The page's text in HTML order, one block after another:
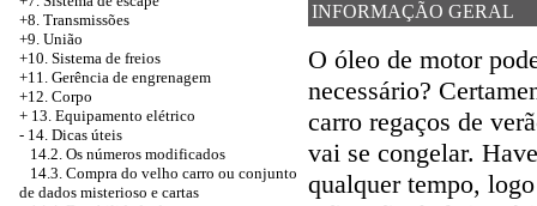
+8. Transmissões
+9. União
+10. Sistema de freios
+11. Gerência de engrenagem
+12. Corpo
+ 13. Equipamento elétrico
- 14. Dicas úteis
14.2. Os números modificados
14.3. Compra do velho carro ou conjunto
de dados misterioso e cartas
INFORMAÇÃO GERAL
O óleo de motor
necessário?
carro regaços de
vai se congelar.
qualquer tempo,